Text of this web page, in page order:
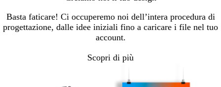
Basta faticare! Ci occuperemo noi dell’intera procedura di
progettazione, dalle idee iniziali fino a caricare i file nel tuo
account.
Scopri di più